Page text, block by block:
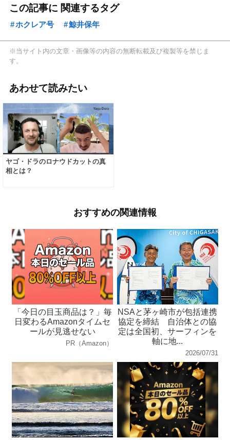
この記事に 関連するタグ
ホクレア号 鯨井保年
※当サイト内の文章・画像等の内容の無断転載及び複製等を禁じま
す。
あわせて読みたい
ヤゴ・ドラのロナウドカットの真
相とは？
おすすめの関連情報
「今日の目玉商品は？」毎
日変わるAmazonタイムセ
ールが見逃せない
PR（Amazon）
NSAと茅ヶ崎市が包括連携
協定を締結 自治体との協
定は全国初、サーフィンを
軸に地...
2026/07/31